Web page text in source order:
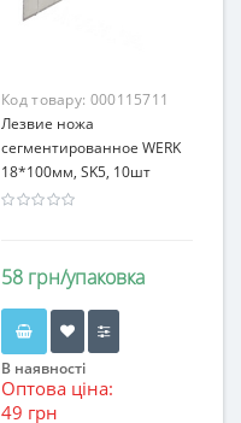
Код товару: 000115711
Лезвие ножа
сегментированное WERK
18*100мм, SK5, 10шт
58 грн/упаковка
В наявності
Оптова ціна:
49 грн